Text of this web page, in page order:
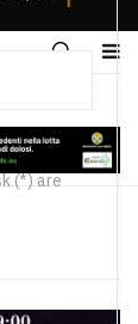
(*) are